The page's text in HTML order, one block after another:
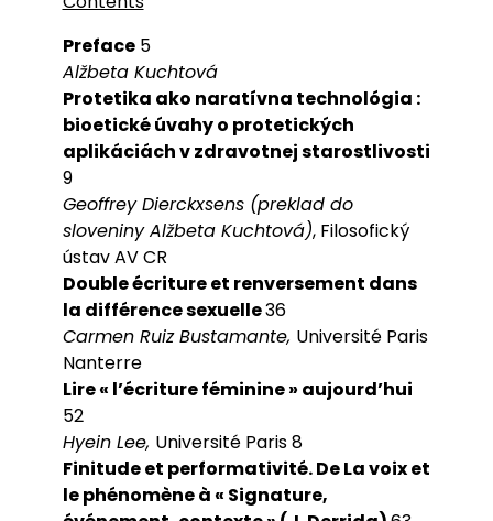
Preface5
Alžbeta Kuchtová
Protetika ako naratívna technológia :
bioetické úvahy o protetických
aplikáciách v zdravotnej starostlivosti
9
Geoffrey Dierckxsens (preklad do
sloveniny Alžbeta Kuchtová), Filosofický
ústav AV CR
Double écriture et renversement dans
la différence sexuelle36
Carmen Ruiz Bustamante, Université Paris
Nanterre
Lire « l’écriture féminine » aujourd’hui
52
Hyein Lee, Université Paris 8
Finitude et performativité. De La voix et
le phénomène à « Signature,